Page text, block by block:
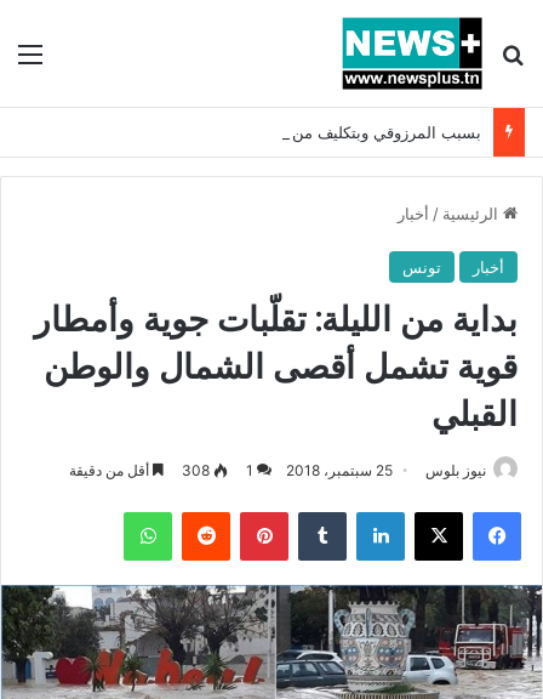
بحث عن
الرئيسية / أخبار
أخبار تونس
بداية من الليلة: تقلّبات جوية وأمطار
قوية تشمل أقصى الشمال والوطن
القبلي
نيوز بلوس 25 سبتمبر، 2018 1
308 أقل من دقيقة
فيسبوك X لينكدإن بينتيريست واتساب